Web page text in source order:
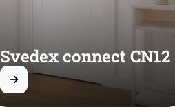
Svedex connect CN12